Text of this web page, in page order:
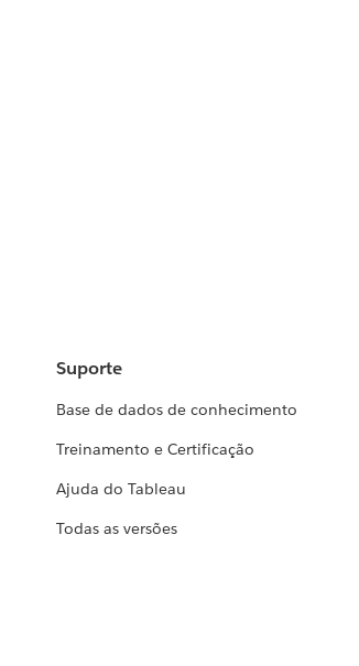
Suporte
Base de dados de conhecimento
Treinamento e Certificação
Ajuda do Tableau
Todas as versões